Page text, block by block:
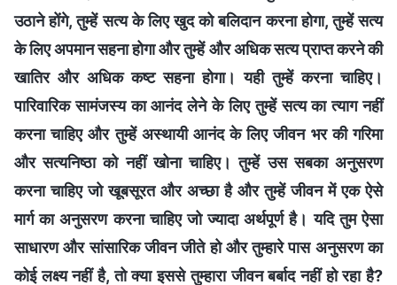
उठाने होंगे, तुम्हें सत्य के लिए खुद को बलिदान करना होगा, तुम्हें सत्य
के लिए अपमान सहना होगा और तुम्हें और अधिक सत्य प्राप्त करने की
खातिर और अधिक कष्ट सहना होगा। यही तुम्हें करना चाहिए।
पारिवारिक सामंजस्य का आनंद लेने के लिए तुम्हें सत्य का त्याग नहीं
करना चाहिए और तुम्हें अस्थायी आनंद के लिए जीवन भर की गरिमा
और सत्यनिष्ठा को नहीं खोना चाहिए। तुम्हें उस सबका अनुसरण
करना चाहिए जो खूबसूरत और अच्छा है और तुम्हें जीवन में एक ऐसे
मार्ग का अनुसरण करना चाहिए जो ज्यादा अर्थपूर्ण है। यदि तुम ऐसा
साधारण और सांसारिक जीवन जीते हो और तुम्हारे पास अनुसरण का
कोई लक्ष्य नहीं है, तो क्या इससे तुम्हारा जीवन बर्बाद नहीं हो रहा है?